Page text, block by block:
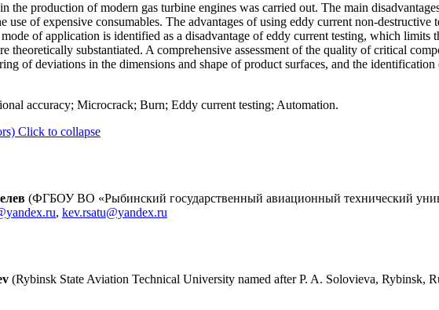
the production of modern gas turbine engines was carried out. The main
use of expensive consumables. The advantages of using eddy current non-destructive
of application is identified as a disadvantage of eddy current testing, which
theoretically substantiated. A comprehensive assessment of the quality of critical
of deviations in the dimensions and shape of product surfaces, and the
accuracy; Microcrack; Burn; Eddy current testing; Automation.
Click to collapse
(ФГБОУ ВО «Рыбинский государственный авиационный технический
, kev.rsatu@yandex.ru
(Rybinsk State Aviation Technical University named after P. A. Solovieva, Rybinsk,